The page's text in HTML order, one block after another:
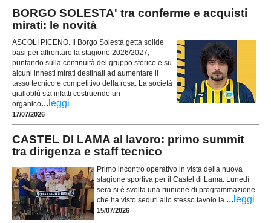
BORGO SOLESTA' tra conferme e acquisti
mirati: le novità
ASCOLI PICENO. Il Borgo Solestà getta solide
basi per affrontare la stagione 2026/2027,
puntando sulla continuità del gruppo storico e su
alcuni innesti mirati destinati ad aumentare il
tasso tecnico e competitivo della rosa. La società
gialloblù sta infatti costruendo un
organico... leggi
17/07/2026
CASTEL DI LAMA al lavoro: primo summit
tra dirigenza e staff tecnico
Primo incontro operativo in vista della nuova
stagione sportiva per il Castel di Lama. Lunedì
sera si è svolta una riunione di programmazione
che ha visto seduti allo stesso tavolo la ... leggi
15/07/2026